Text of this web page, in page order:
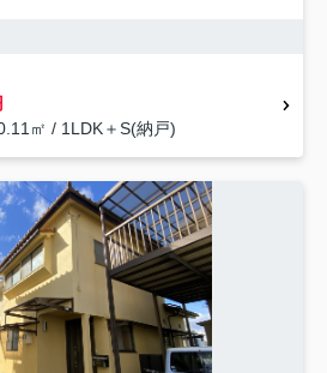
㎡ / 1LDK＋S(納戸)